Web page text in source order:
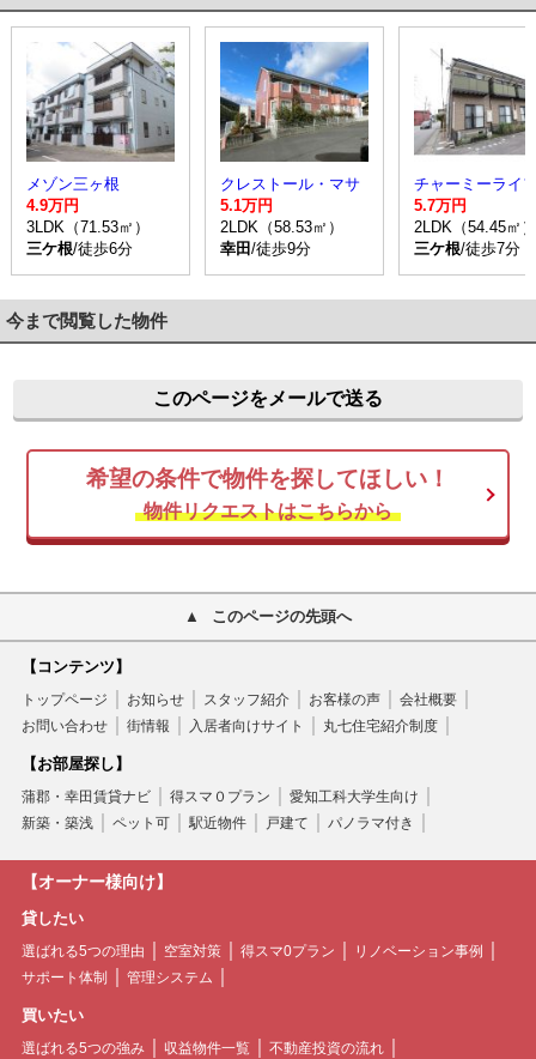
メゾン三ヶ根
4.9万円
3LDK（71.53㎡）
三ケ根/徒歩6分
クレストール・マサ
5.1万円
2LDK（58.53㎡）
幸田/徒歩9分
5.7万円
2LDK（54.45㎡）
三ケ根/徒歩7分
今まで閲覧した物件
このページをメールで送る
希望の条件で物件を探してほしい！
物件リクエストはこちらから
このページの先頭へ
【コンテンツ】
トップページ お知らせ スタッフ紹介 お客様の声
会社概要
お問い合わせ
街情報 入居者向けサイト 丸七住宅紹介制度
【お部屋探し】
蒲郡・幸田賃貸ナビ 得スマ０プラン
愛知工科大学生向け
新築・築浅
ペット可 駅近物件 戸建て パノラマ付き
【オーナー様向け】
貸したい
選ばれる5つの理由 空室対策 得スマ0プラン
リノベーション事例
サポート体制
管理システム
買いたい
選ばれる5つの強み 収益物件一覧 不動産投資の流れ